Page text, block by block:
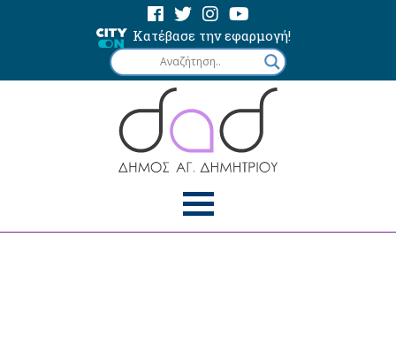
Κατέβασε την εφαρμογή!